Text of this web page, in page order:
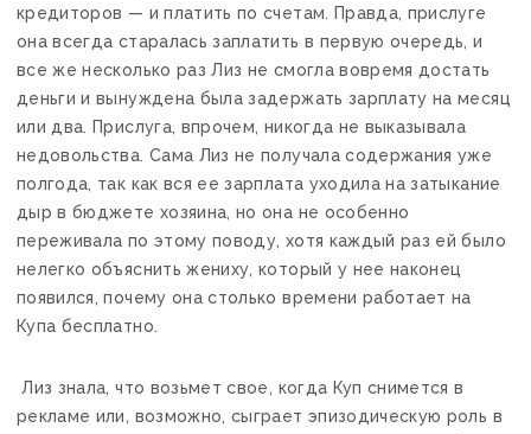
кредиторов — и платить по счетам. Правда, прислуге
она всегда старалась заплатить в первую очередь, и
все же несколько раз Лиз не смогла вовремя достать
деньги и вынуждена была задержать зарплату на месяц
или два. Прислуга, впрочем, никогда не выказывала
недовольства. Сама Лиз не получала содержания уже
полгода, так как вся ее зарплата уходила на затыкание
дыр в бюджете хозяина, но она не особенно
переживала по этому поводу, хотя каждый раз ей было
нелегко объяснить жениху, который у нее наконец
появился, почему она столько времени работает на
Купа бесплатно.
Лиз знала, что возьмет свое, когда Куп снимется в
рекламе или, возможно, сыграет эпизодическую роль в